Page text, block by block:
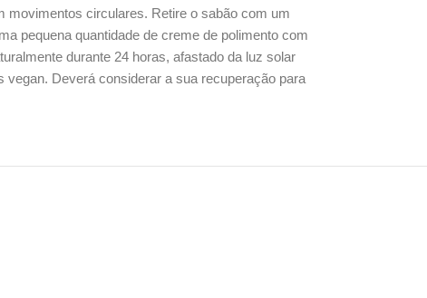
movimentos circulares. Retire o sabão com um
pequena quantidade de creme de polimento com
durante 24 horas, afastado da luz solar
vegan. Deverá considerar a sua recuperação para